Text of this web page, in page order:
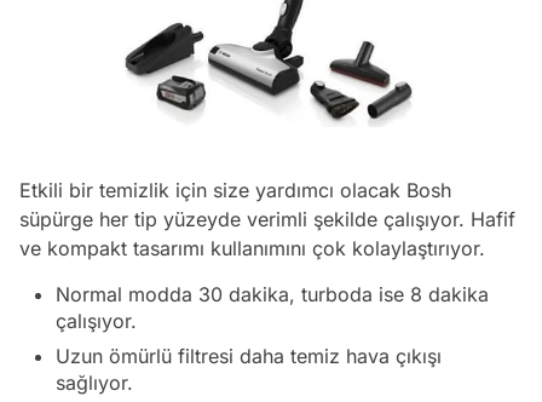
Etkili bir temizlik için size yardımcı olacak Bosh
süpürge her tip yüzeyde verimli şekilde çalışıyor. Hafif
ve kompakt tasarımı kullanımını çok kolaylaştırıyor.
Normal modda 30 dakika, turboda ise 8 dakika
çalışıyor.
Uzun ömürlü filtresi daha temiz hava çıkışı
sağlıyor.